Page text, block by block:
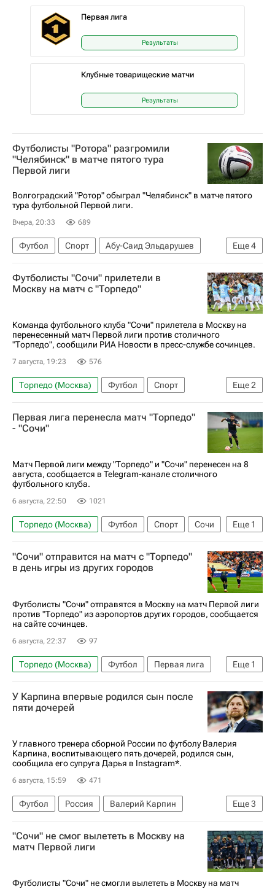
Первая лига
Результаты
Клубные товарищеские матчи
Результаты
Футболисты "Ротора" разгромили
"Челябинск" в матче пятого тура
Первой лиги
Волгоградский "Ротор" обыграл "Челябинск" в матче пятого
тура футбольной Первой лиги.
Вчера, 20:33 689
Еще4
Футбол Спорт
Абу-Саид Эльдарушев
Александр Трошечкин
Саид Алиев
Ротор
Челябинск
Футболисты "Сочи" прилетели в
Москву на матч с "Торпедо"
Команда футбольного клуба "Сочи" прилетела в Москву на
перенесенный матч Первой лиги против столичного
"Торпедо", сообщили РИА Новости в пресс-службе сочинцев.
7 августа, 19:23 576
Еще2
Торпедо (Москва) Футбол
Спорт
Первая лига
Сочи
Первая лига перенесла матч "Торпедо"
- "Сочи"
Матч Первой лиги между "Торпедо" и "Сочи" перенесен на 8
августа, сообщается в Telegram-канале столичного
футбольного клуба.
6 августа, 22:50 1021
Еще 1
Торпедо (Москва) Футбол Спорт
Сочи
Первая лига
"Сочи" отправится на матч с "Торпедо"
в день игры из других городов
Футболисты "Сочи" отправятся в Москву на матч Первой лиги
против "Торпедо" из аэропортов других городов, сообщается
на сайте сочинцев.
6 августа, 22:37 97
Еще 1
Торпедо (Москва) Футбол
Первая лига
Сочи
У Карпина впервые родился сын после
пяти дочерей
У главного тренера сборной России по футболу Валерия
Карпина, воспитывающего пять дочерей, родился сын,
сообщила его супруга Дарья в Instagram*.
6 августа, 15:59 471
Еще3
Футбол Россия
Валерий Карпин
Динамо Москва
Ростов Спартак Москва
"Сочи" не смог вылететь в Москву на
матч Первой лиги
Футболисты "Сочи" не смогли вылететь в Москву на матч